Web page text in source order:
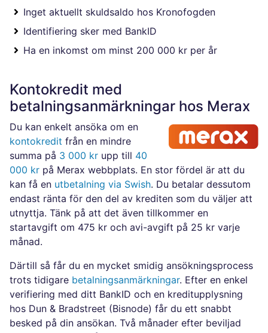
Inget aktuellt skuldsaldo hos Kronofogden
Identifiering sker med BankID
Ha en inkomst om minst 200 000 kr per år
Kontokredit med
betalningsanmärkningar hos Merax
Du kan enkelt ansöka om en
kontokredit från en mindre
summa på 3 000 kr upp till 40
000 kr på Merax webbplats. En stor fördel är att du
kan få en utbetalning via Swish. Du betalar dessutom
endast ränta för den del av krediten som du väljer att
utnyttja. Tänk på att det även tillkommer en
startavgift om 475 kr och avi-avgift på 25 kr varje
månad.
Därtill så får du en mycket smidig ansökningsprocess
trots tidigare betalningsanmärkningar. Efter en enkel
verifiering med ditt BankID och en kreditupplysning
hos Dun & Bradstreet (Bisnode) får du ett snabbt
besked på din ansökan. Två månader efter beviljad